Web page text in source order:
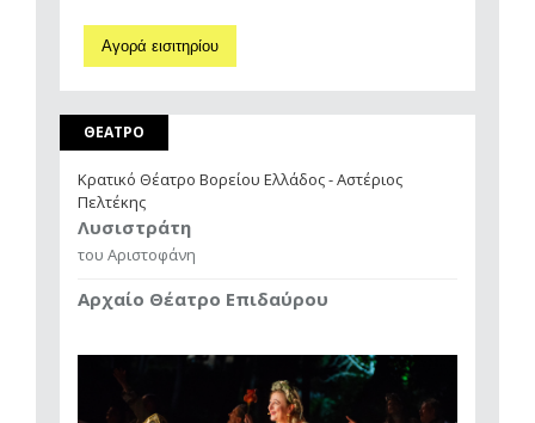
Αγορά εισιτηρίου
ΘΕΑΤΡΟ
Κρατικό Θέατρο Βορείου Ελλάδος - Αστέριος
Πελτέκης
Λυσιστράτη
του Αριστοφάνη
Αρχαίο Θέατρο Επιδαύρου